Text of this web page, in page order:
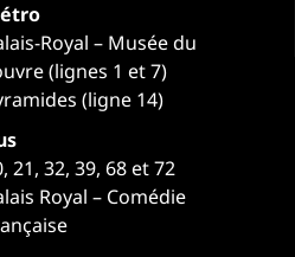
Royal – Musée du
(lignes 1 et 7)
(ligne 14)
21, 32, 39, 68 et 72
Royal – Comédie